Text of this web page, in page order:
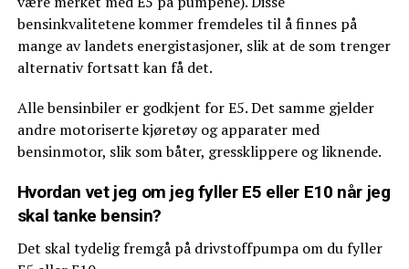
bensinkvalitetene kommer fremdeles til å finnes på
mange av landets energistasjoner, slik at de som trenger
alternativ fortsatt kan få det.
Alle bensinbiler er godkjent for E5. Det samme gjelder
andre motoriserte kjøretøy og apparater med
bensinmotor, slik som båter, gressklippere og liknende.
Hvordan vet jeg om jeg fyller E5 eller E10 når jeg
skal tanke bensin?
Det skal tydelig fremgå på drivstoffpumpa om du fyller